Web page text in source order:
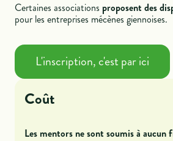
Certaines associations proposent des
pour les entreprises mécènes giennoises.
L'inscription, c'est par ici
Coût
Les mentors ne sont soumis à aucun